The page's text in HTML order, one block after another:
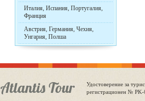
Италия, Испания, Португалия,
Франция
Австрия, Германия, Чехия,
Унгария, Полша
Atlantis Tour
Удостоверение за
регистрационен №